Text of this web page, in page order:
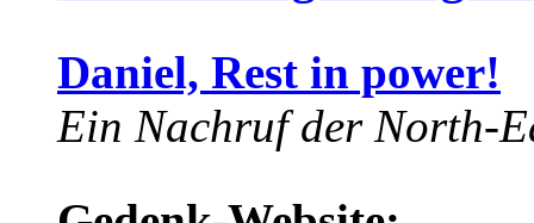
Daniel, Rest in power!
Ein Nachruf der North-